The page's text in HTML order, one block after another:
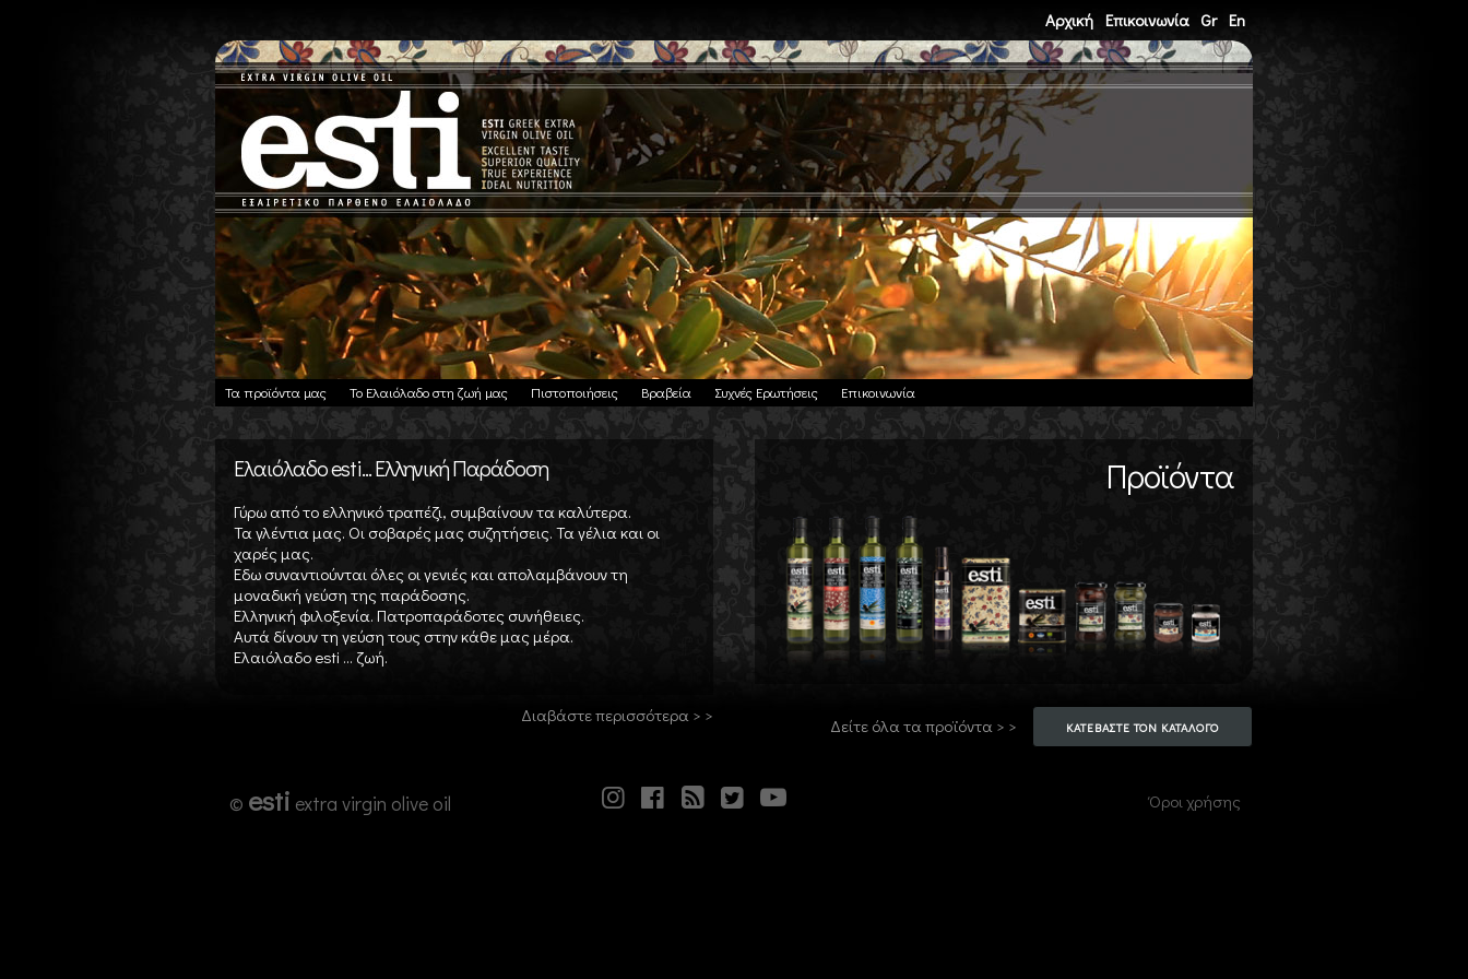
Αρχική Επικοινωνία Gr En
Τα προϊόντα μας Το Ελαιόλαδο στη ζωή μας Πιστοποιήσεις Βραβεία Συχνές Ερωτήσεις Επικοινωνία
Ελαιόλαδο esti... Ελληνική Παράδοση
Γύρω από το ελληνικό τραπέζι, συμβαίνουν τα καλύτερα.
Τα γλέντια μας. Οι σοβαρές μας συζητήσεις. Τα γέλια και οι
χαρές μας.
Εδω συναντιούνται όλες οι γενιές και απολαμβάνουν τη
μοναδική γεύση της παράδοσης.
Ελληνική φιλοξενία. Πατροπαράδοτες συνήθειες.
Αυτά δίνουν τη γεύση τους στην κάθε μας μέρα.
Ελαιόλαδο esti ... ζωή.
Προϊόντα
Διαβάστε περισσότερα > > Δείτε όλα τα προϊόντα > > ΚΑΤΕΒΑΣΤΕ ΤΟΝ ΚΑΤΑΛΟΓΟ
© esti extra virgin olive oil Όροι χρήσης